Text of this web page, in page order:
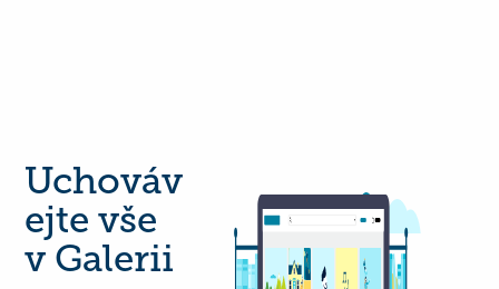
Uchováv
ejte vše
v Galerii